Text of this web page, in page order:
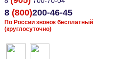
8 (800)200-46-45
По России звонок бесплатный
(круглосуточно)